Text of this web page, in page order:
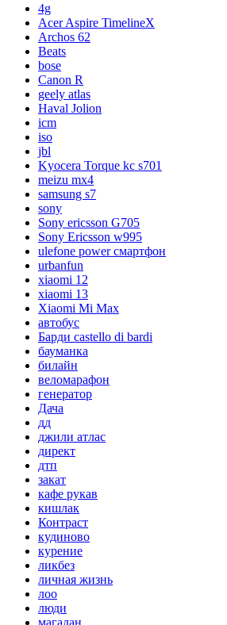
4g
Acer Aspire TimelineX
Archos 62
Beats
bose
Canon R
geely atlas
Haval Jolion
icm
iso
jbl
Kyocera Torque kc s701
meizu mx4
samsung s7
sony
Sony ericsson G705
Sony Ericsson w995
ulefone power смартфон
urbanfun
xiaomi 12
xiaomi 13
Xiaomi Mi Max
автобус
Барди castello di bardi
бауманка
билайн
веломарафон
генератор
Дача
дд
джили атлас
директ
дтп
закат
кафе рукав
кишлак
Контраст
кудиново
курение
ликбез
личная жизнь
лоо
люди
магадан